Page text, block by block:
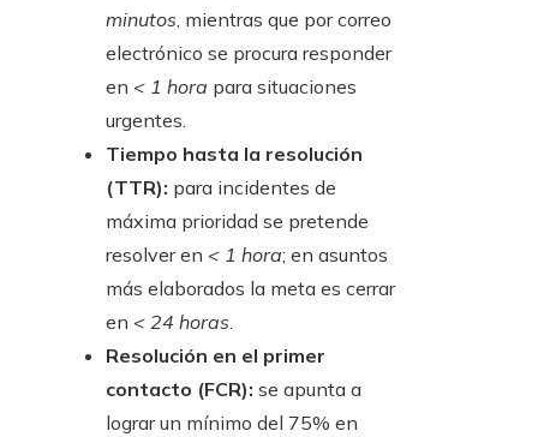
minutos, mientras que por correo
electrónico se procura responder
en < 1 hora para situaciones
urgentes.
Tiempo hasta la resolución
(TTR): para incidentes de
máxima prioridad se pretende
resolver en < 1 hora; en asuntos
más elaborados la meta es cerrar
en < 24 horas.
Resolución en el primer
contacto (FCR): se apunta a
lograr un mínimo del 75% en